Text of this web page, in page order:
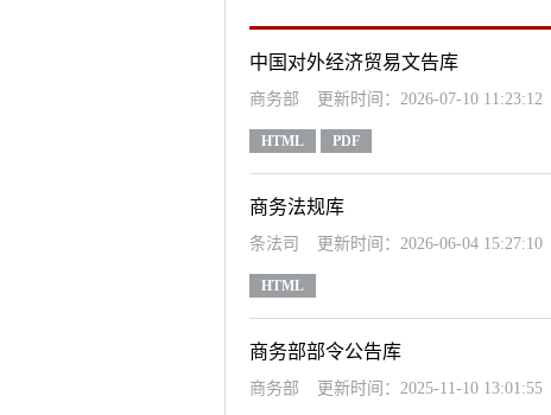
中国对外经济贸易文告库
商务部 更新时间：2026-07-10 11:23:12
HTML PDF
商务法规库
条法司 更新时间：2026-06-04 15:27:10
HTML
商务部部令公告库
商务部 更新时间：2025-11-10 13:01:55